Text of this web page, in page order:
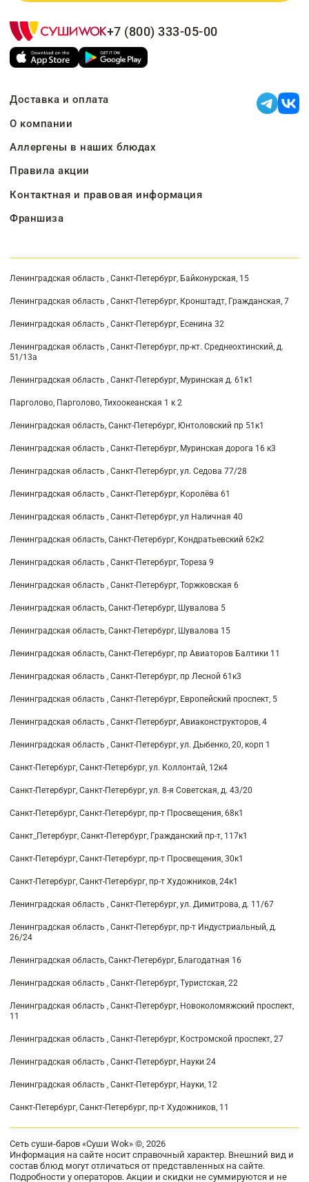
+7 (800) 333-05-00
Доставка и оплата
О компании
Аллергены в наших блюдах
Правила акции
Контактная и правовая информация
Франшиза
Ленинградская область , Санкт-Петербург, Байконурская, 15
Ленинградская область , Санкт-Петербург, Кронштадт, Гражданская, 7
Ленинградская область , Санкт-Петербург, Есенина 32
Ленинградская область , Санкт-Петербург, пр-кт. Среднеохтинский, д.
51/13а
Ленинградская область , Санкт-Петербург, Муринская д. 61к1
Парголово, Парголово, Тихоокеанская 1 к 2
Ленинградская область, Санкт-Петербург, Юнтоловский пр 51к1
Ленинградская область , Санкт-Петербург, Муринская дорога 16 к3
Ленинградская область , Санкт-Петербург, ул. Седова 77/28
Ленинградская область , Санкт-Петербург, Королёва 61
Ленинградская область , Санкт-Петербург, ул Наличная 40
Ленинградская область, Санкт-Петербург, Кондратьевский 62к2
Ленинградская область , Санкт-Петербург, Тореза 9
Ленинградская область , Санкт-Петербург, Торжковская 6
Ленинградская область, Санкт-Петербург, Шувалова 5
Ленинградская область, Санкт-Петербург, Шувалова 15
Ленинградская область, Санкт-Петербург, пр Авиаторов Балтики 11
Ленинградская область , Санкт-Петербург, пр Лесной 61к3
Ленинградская область , Санкт-Петербург, Европейский проспект, 5
Ленинградская область , Санкт-Петербург, Авиаконструкторов, 4
Ленинградская область , Санкт-Петербург, ул. Дыбенко, 20, корп 1
Санкт-Петербург, Санкт-Петербург, ул. Коллонтай, 12к4
Санкт-Петербург, Санкт-Петербург, ул. 8-я Советская, д. 43/20
Санкт-Петербург, Санкт-Петербург, пр-т Просвещения, 68к1
Санкт_Петербург, Санкт-Петербург, Гражданский пр-т, 117к1
Санкт-Петербург, Санкт-Петербург, пр-т Просвещения, 30к1
Санкт-Петербург, Санкт-Петербург, пр-т Художников, 24к1
Ленинградская область , Санкт-Петербург, ул. Димитрова, д. 11/67
Ленинградская область , Санкт-Петербург, пр-т Индустриальный, д.
26/24
Ленинградская область, Санкт-Петербург, Благодатная 16
Ленинградская область , Санкт-Петербург, Туристская, 22
Ленинградская область , Санкт-Петербург, Новоколомяжский проспект,
11
Ленинградская область , Санкт-Петербург, Костромской проспект, 27
Ленинградская область , Санкт-Петербург, Науки 24
Ленинградская область , Санкт-Петербург, Науки, 12
Санкт-Петербург, Санкт-Петербург, пр-т Художников, 11
Сеть суши-баров «Суши Wok» ©, 2026
Информация на сайте носит справочный характер. Внешний вид и
состав блюд могут отличаться от представленных на сайте.
Подробности у операторов. Акции и скидки не суммируются и не